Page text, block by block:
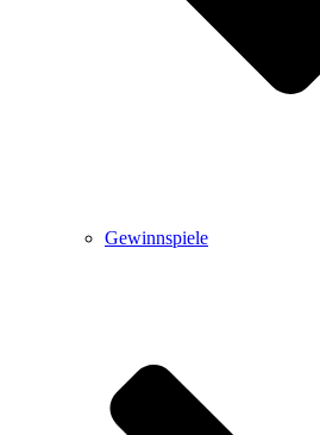
Gewinnspiele